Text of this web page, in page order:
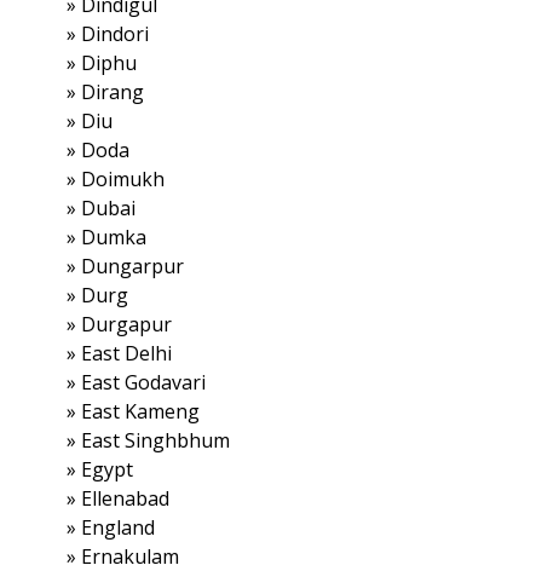
» Dindori
» Diphu
» Dirang
» Diu
» Doda
» Doimukh
» Dubai
» Dumka
» Dungarpur
» Durg
» Durgapur
» East Delhi
» East Godavari
» East Kameng
» East Singhbhum
» Egypt
» Ellenabad
» England
» Ernakulam